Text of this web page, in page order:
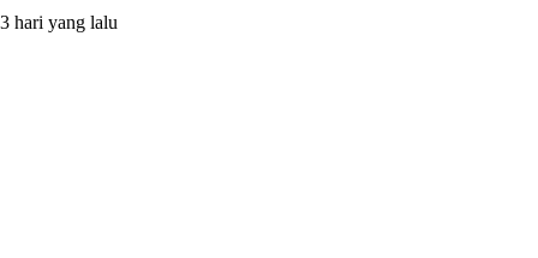
3 hari yang lalu